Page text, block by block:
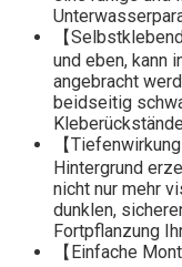
【
und eben, kann
angebracht
beidseitig
【
Hintergrund
nicht nur mehr
dunklen,
Fortpflanzung
【Einfache